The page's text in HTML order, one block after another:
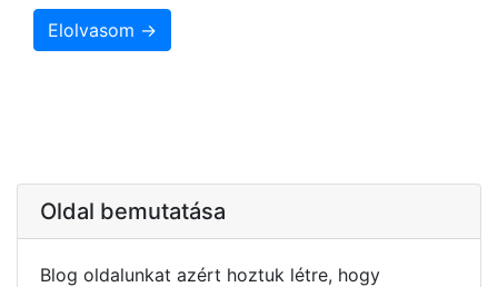
Elolvasom →
Oldal bemutatása
Blog oldalunkat azért hoztuk létre, hogy